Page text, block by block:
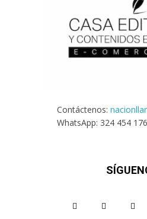
Contáctenos:
WhatsApp: 324 454